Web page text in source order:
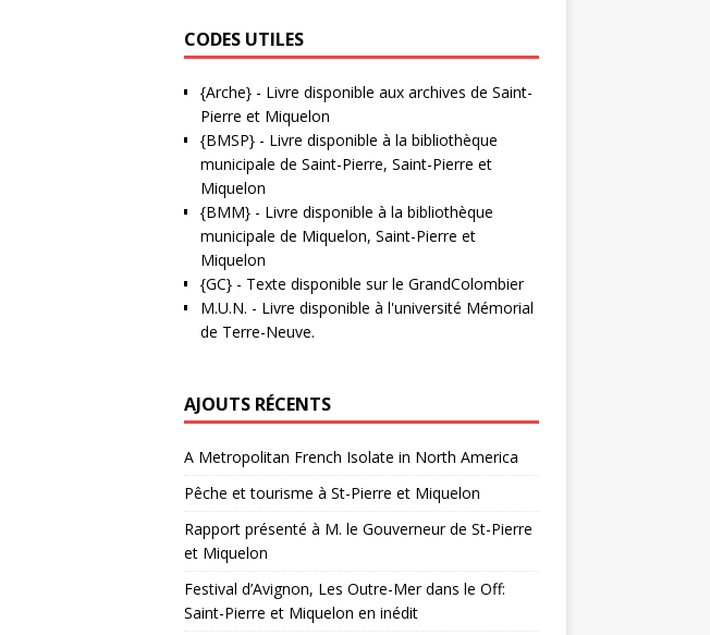
CODES UTILES
{Arche}- Livre disponible aux archives de Saint-
Pierre et Miquelon
{BMSP}- Livre disponible à la bibliothèque
municipale de Saint-Pierre, Saint-Pierre et
Miquelon
{BMM}- Livre disponible à la bibliothèque
municipale de Miquelon, Saint-Pierre et
Miquelon
{GC}- Texte disponible sur le GrandColombier
M.U.N. - Livre disponible à l'université Mémorial
de Terre-Neuve.
AJOUTS RÉCENTS
A Metropolitan French Isolate in North America
Pêche et tourisme à St-Pierre et Miquelon
Rapport présenté à M. le Gouverneur de St-Pierre
et Miquelon
Festival d’Avignon, Les Outre-Mer dans le Off:
Saint-Pierre et Miquelon en inédit